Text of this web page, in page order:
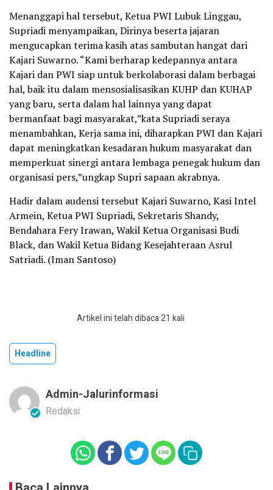
Menanggapi hal tersebut, Ketua PWI Lubuk Linggau,
Supriadi menyampaikan, Dirinya beserta jajaran
mengucapkan terima kasih atas sambutan hangat dari
Kajari Suwarno. “Kami berharap kedepannya antara
Kajari dan PWI siap untuk berkolaborasi dalam berbagai
hal, baik itu dalam mensosialisasikan KUHP dan KUHAP
yang baru, serta dalam hal lainnya yang dapat
bermanfaat bagi masyarakat,”kata Supriadi seraya
menambahkan, Kerja sama ini, diharapkan PWI dan Kajari
dapat meningkatkan kesadaran hukum masyarakat dan
memperkuat sinergi antara lembaga penegak hukum dan
organisasi pers,”ungkap Supri sapaan akrabnya.
Hadir dalam audensi tersebut Kajari Suwarno, Kasi Intel
Armein, Ketua PWI Supriadi, Sekretaris Shandy,
Bendahara Fery Irawan, Wakil Ketua Organisasi Budi
Black, dan Wakil Ketua Bidang Kesejahteraan Asrul
Satriadi. (Iman Santoso)
Artikel ini telah dibaca 21 kali
Headline
Admin-Jalurinformasi
Redaksi